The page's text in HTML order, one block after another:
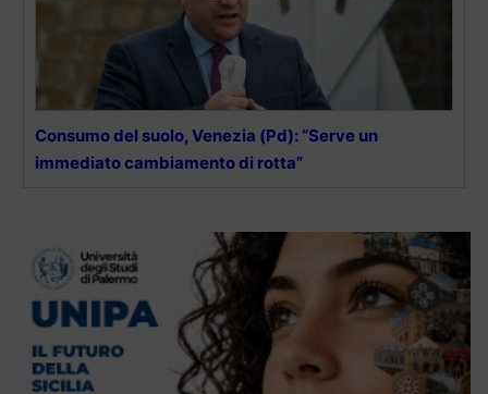
Consumo del suolo, Venezia (Pd): “Serve un
immediato cambiamento di rotta”